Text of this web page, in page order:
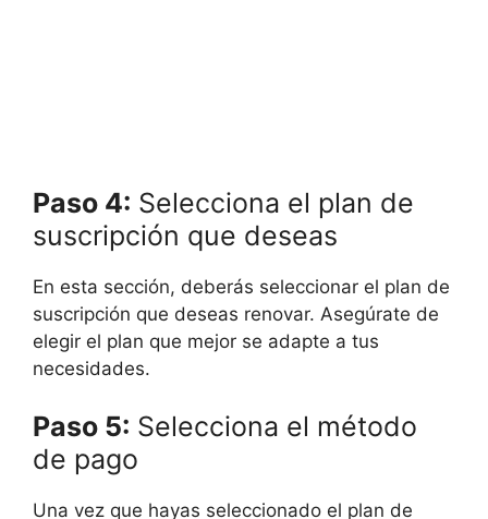
Paso 4: Selecciona el plan de
suscripción que deseas
En esta sección, deberás seleccionar el plan de
suscripción que deseas renovar. Asegúrate de
elegir el plan que mejor se adapte a tus
necesidades.
Paso 5: Selecciona el método
de pago
Una vez que hayas seleccionado el plan de